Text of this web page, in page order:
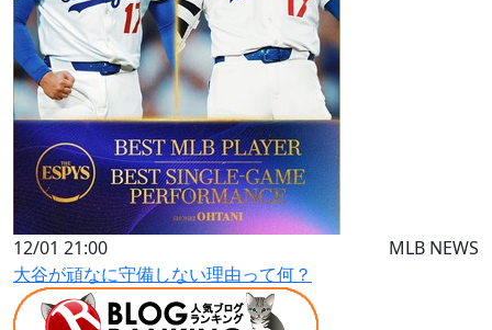
12/01 21:00
MLB NEWS
大谷が頑なに守備しない理由って何？